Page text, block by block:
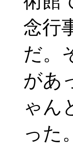
念行
だ。
があ
ゃん
った。